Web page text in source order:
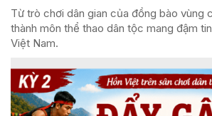
Từ trò chơi dân gian của đồng bào vùng
thành môn thể thao dân tộc mang đậm
Việt Nam.